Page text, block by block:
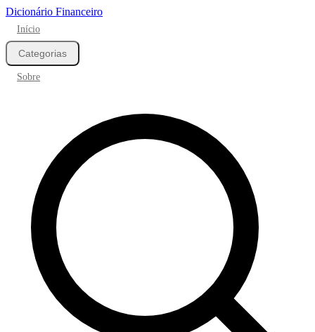
Dicionário Financeiro
Início
Categorias
Sobre